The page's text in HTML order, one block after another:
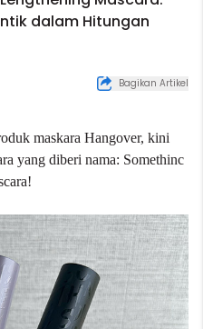
dalam Hitungan
Bagikan Artikel
maskara Hangover, kini
yang diberi nama: Somethinc